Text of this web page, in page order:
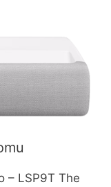
– LSP9T The